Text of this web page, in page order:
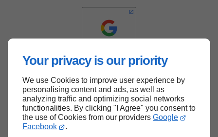
Your privacy is our priority
We use Cookies to improve user experience by
personalising content and ads, as well as
analyzing traffic and optimizing social networks
functionalities. By clicking "I Agree" you consent to
the use of Cookies from our providers Google
Facebook
.
Haut de page